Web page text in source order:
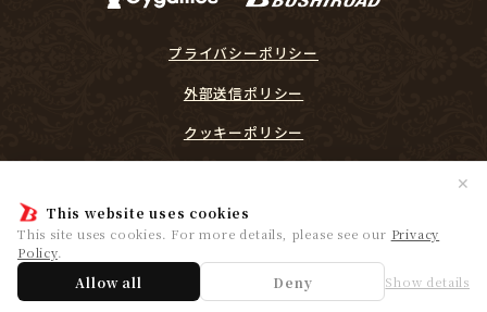
This website uses cookies
This site uses cookies. For more details, please see our Privacy
Policy.
Allow all Deny Show details
✕
プライバシーポリシー
外部送信ポリシー
クッキーポリシー
プレイヤーリスペクト宣言
© Cygames, Inc. ©Bushiroad